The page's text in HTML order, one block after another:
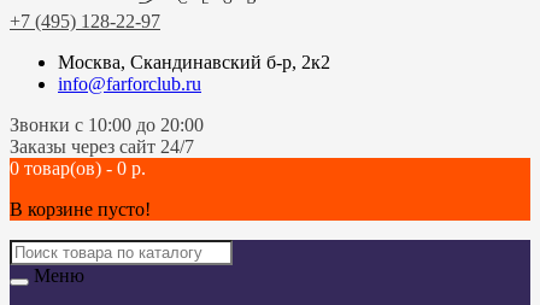
+7 (495) 128-22-97
Москва, Скандинавский б-р, 2к2
info@farforclub.ru
Звонки c 10:00 до 20:00
Заказы через сайт 24/7
0 товар(ов) - 0 р.
В корзине пусто!
Меню